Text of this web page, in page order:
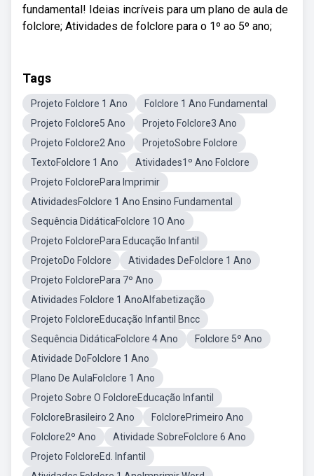
fundamental! Ideias incríveis para um plano de aula de
folclore; Atividades de folclore para o 1º ao 5º ano;
Tags
Projeto Folclore 1 Ano
Folclore 1 Ano Fundamental
Projeto Folclore5 Ano
Projeto Folclore3 Ano
Projeto Folclore2 Ano
ProjetoSobre Folclore
TextoFolclore 1 Ano
Atividades1º Ano Folclore
Projeto FolclorePara Imprimir
AtividadesFolclore 1 Ano Ensino Fundamental
Sequência DidáticaFolclore 1O Ano
Projeto FolclorePara Educação Infantil
ProjetoDo Folclore
Atividades DeFolclore 1 Ano
Projeto FolclorePara 7º Ano
Atividades Folclore 1 AnoAlfabetização
Projeto FolcloreEducação Infantil Bncc
Sequência DidáticaFolclore 4 Ano
Folclore 5º Ano
Atividade DoFolclore 1 Ano
Plano De AulaFolclore 1 Ano
Projeto Sobre O FolcloreEducação Infantil
FolcloreBrasileiro 2 Ano
FolclorePrimeiro Ano
Folclore2º Ano
Atividade SobreFolclore 6 Ano
Projeto FolcloreEd. Infantil